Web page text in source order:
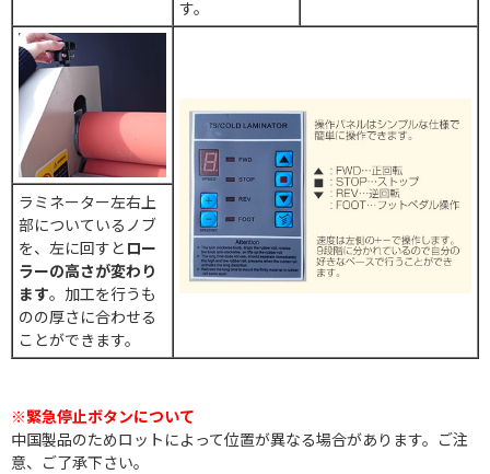
す。
ラミネーター左右上
部についているノブ
を、左に回すと ロー
ラーの高さが変わり
ます。加工を行うも
のの厚さに合わせる
ことができます。
※緊急停止ボタンについて
中国製品のためロットによって位置が異なる場合があります。 ご注
意、ご了承下さい。